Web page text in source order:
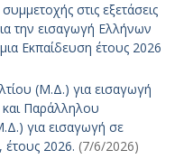
στις εξετάσεις
την εισαγωγή Ελλήνων
Εκπαίδευση έτους 2026
(Μ.Δ.) για εισαγωγή
Παράλληλου
για εισαγωγή σε
έτους 2026. (7/6/2026)